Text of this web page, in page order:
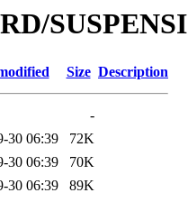
Size Description
-
30 06:39
72K
30 06:39
70K
30 06:39
89K